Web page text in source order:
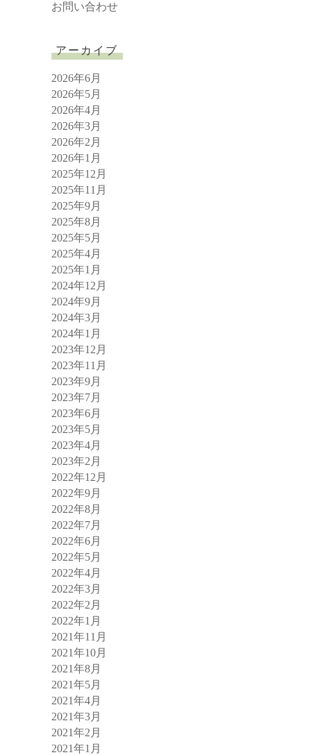
お問い合わせ
アーカイブ
2026年6月
2026年5月
2026年4月
2026年3月
2026年2月
2026年1月
2025年12月
2025年11月
2025年9月
2025年8月
2025年5月
2025年4月
2025年1月
2024年12月
2024年9月
2024年3月
2024年1月
2023年12月
2023年11月
2023年9月
2023年7月
2023年6月
2023年5月
2023年4月
2023年2月
2022年12月
2022年9月
2022年8月
2022年7月
2022年6月
2022年5月
2022年4月
2022年3月
2022年2月
2022年1月
2021年11月
2021年10月
2021年8月
2021年5月
2021年4月
2021年3月
2021年2月
2021年1月